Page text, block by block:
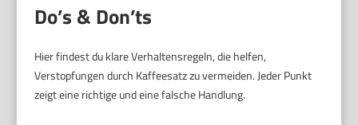
Do’s & Don’ts
Hier findest du klare Verhaltensregeln, die helfen,
Verstopfungen durch Kaffeesatz zu vermeiden. Jeder Punkt
zeigt eine richtige und eine falsche Handlung.